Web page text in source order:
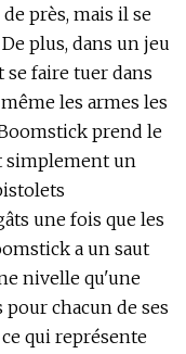
près, mais il se
plus, dans un jeu
faire tuer dans
les armes les
prend le
simplement un
une fois que les
a un saut
nivelle qu'une
pour chacun de ses
qui représente